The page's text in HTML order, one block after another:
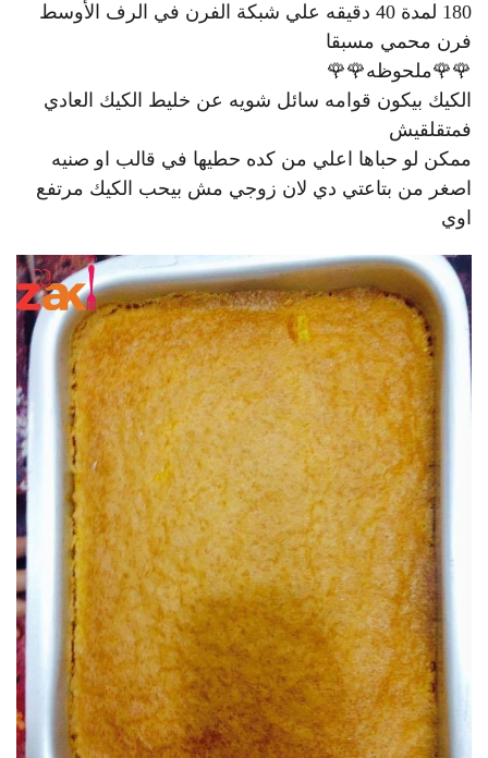
180 لمدة 40 دقيقه علي شبكة الفرن في الرف الأوسط
فرن محمي مسبقا
🌹🌹ملحوظه🌹🌹
الكيك بيكون قوامه سائل شويه عن خليط الكيك العادي
فمتقلقيش
ممكن لو حباها اعلي من كده حطيها في قالب او صنيه
اصغر من بتاعتي دي لان زوجي مش بيحب الكيك مرتفع
اوي